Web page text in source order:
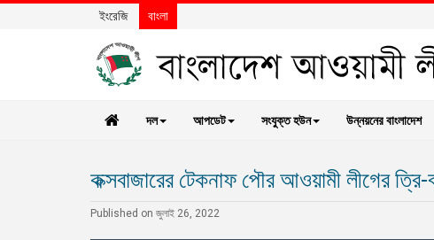
ইংরেজি বাংলা
দল আপডেট সংযুক্ত হউন উন্নয়নের বাংলাদেশ
কক্সবাজারের টেকনাফ পৌর আওয়ামী লীগের ত্রি-
Published on জুলাই 26, 2022